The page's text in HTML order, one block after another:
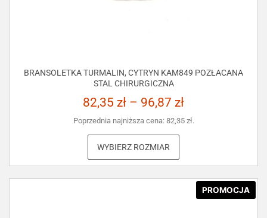
BRANSOLETKA TURMALIN, CYTRYN KAM849 POZŁACANA
STAL CHIRURGICZNA
82,35 zł – 96,87 zł
Poprzednia najniższa cena: 82,35 zł.
WYBIERZ ROZMIAR
PROMOCJA